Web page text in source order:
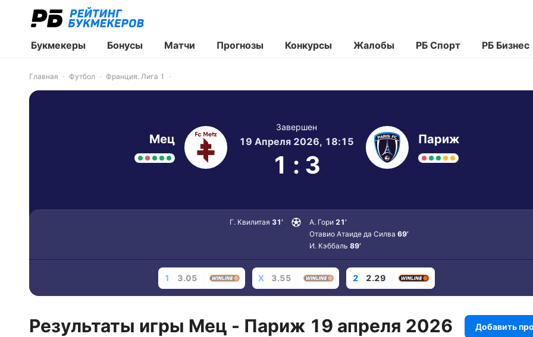
Букмекеры Бонусы Матчи Прогнозы Конкурсы Жалобы РБ Спорт РБ Бизнес
Главная Футбол Франция. Лига 1
Мец
Завершен
19 Апреля 2026, 18:15
1 : 3
Париж
Г. Квилитая 31’ А. Гори 21’
Отавио Атаиде да Силва 69’
И. Кэббаль 89’
1 3.05 X 3.55 2 2.29
Результаты игры Мец - Париж 19 апреля 2026 Добавить